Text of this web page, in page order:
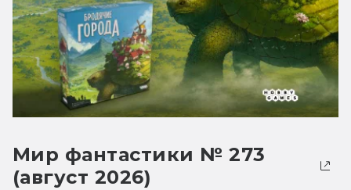
Мир фантастики № 273
(август 2026)